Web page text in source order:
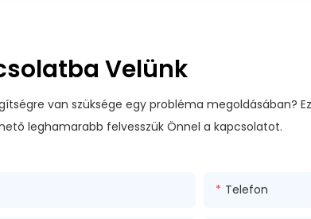
Velünk
van szüksége egy probléma megoldásában?
leghamarabb felvesszük Önnel a kapcsolatot.
Telefon